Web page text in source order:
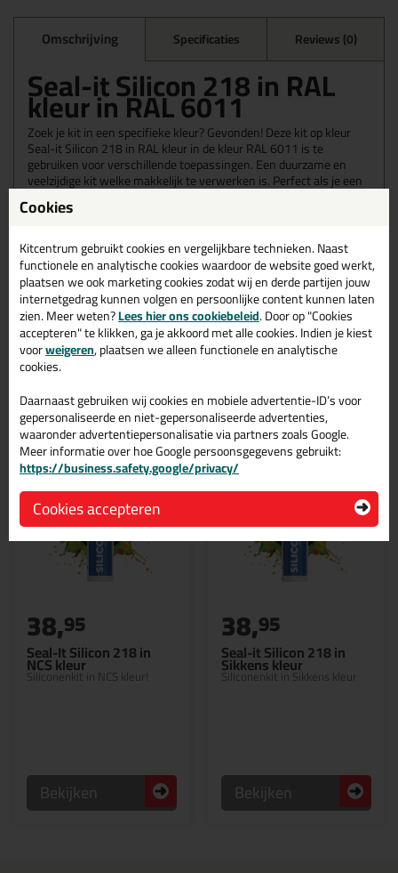
Omschrijving Specificaties Reviews (0)
Seal-it Silicon 218 in RAL
kleur in RAL 6011
Zoek je kit in een specifieke kleur? Gevonden! Deze kit op kleur
Seal-it Silicon 218 in RAL kleur in de kleur RAL 6011 is te
gebruiken voor verschillende toepassingen. Een duurzame en
veelzijdige kit welke makkelijk te verwerken is. Perfect als je een
bijpassende kleur zoekt met gegarandeerd een topresultaat.
Bestel de Seal-it Silicon 218 in RAL kleur in kleur RAL 6011
huis.
Wil je meer weten over de toepassing en kenmerken van dit
product?Lees alles over dit product >
Gerelateerde producten
Seal-It Silicon 218 in
NCS kleur
Siliconenkit in NCS kleur!
38,95
Bekijken
Seal-it Silicon 218 in
Sikkens kleur
Siliconenkit in Sikkens kleur
38,95
Bekijken
Cookies
Kitcentrum gebruikt cookies en vergelijkbare technieken. Naast
functionele en analytische cookies waardoor de website goed werkt,
plaatsen we ook marketing cookies zodat wij en derde partijen jouw
internetgedrag kunnen volgen en persoonlijke content kunnen laten
zien. Meer weten?Lees hier ons cookiebeleid. Door op "Cookies
accepteren" te klikken, ga je akkoord met alle cookies. Indien je kiest
voorweigeren, plaatsen we alleen functionele en analytische
cookies.
Daarnaast gebruiken wij cookies en mobiele advertentie-ID’s voor
gepersonaliseerde en niet-gepersonaliseerde advertenties,
waaronder advertentiepersonalisatie via partners zoals Google.
Meer informatie over hoe Google persoonsgegevens gebruikt:
https://business.safety.google/privacy/
Cookies accepteren